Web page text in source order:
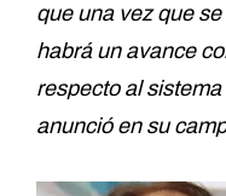
que una vez que
habrá un avance
respecto al
anunció en su